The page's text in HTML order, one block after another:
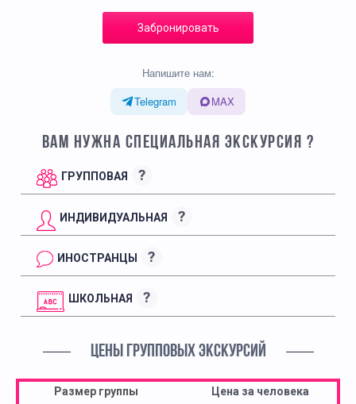
Забронировать
Напишите нам:
Telegram
MAX
ВАМ НУЖНА СПЕЦИАЛЬНАЯ ЭКСКУРСИЯ ?
ГРУППОВАЯ ?
ИНДИВИДУАЛЬНАЯ ?
ИНОСТРАНЦЫ ?
ШКОЛЬНАЯ ?
ЦЕНЫ ГРУППОВЫХ ЭКСКУРСИЙ
Размер группы
Цена за человека